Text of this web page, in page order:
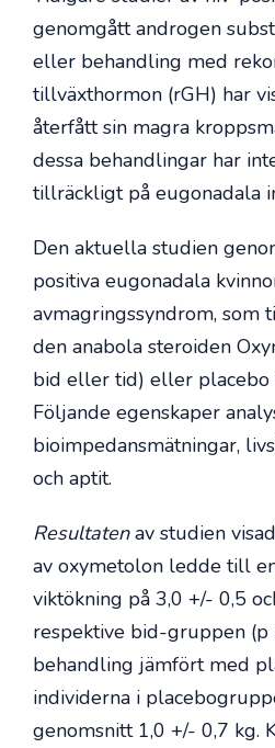
genomgått androgen
eller behandling med
tillväxthormon (rGH) har
återfått sin magra
dessa behandlingar har
tillräckligt på eugonadala
Den aktuella studien
positiva eugonadala
avmagringssyndrom, som
den anabola steroiden
bid eller tid) eller placebo
Följande egenskaper
bioimpedansmätningar,
och aptit.
Resultatenav studien
av oxymetolon ledde till
viktökning på 3,0 +/- 0,5
respektive bid-gruppen (p
behandling jämfört med
individerna i
genomsnitt 1,0 +/- 0,7 kg.